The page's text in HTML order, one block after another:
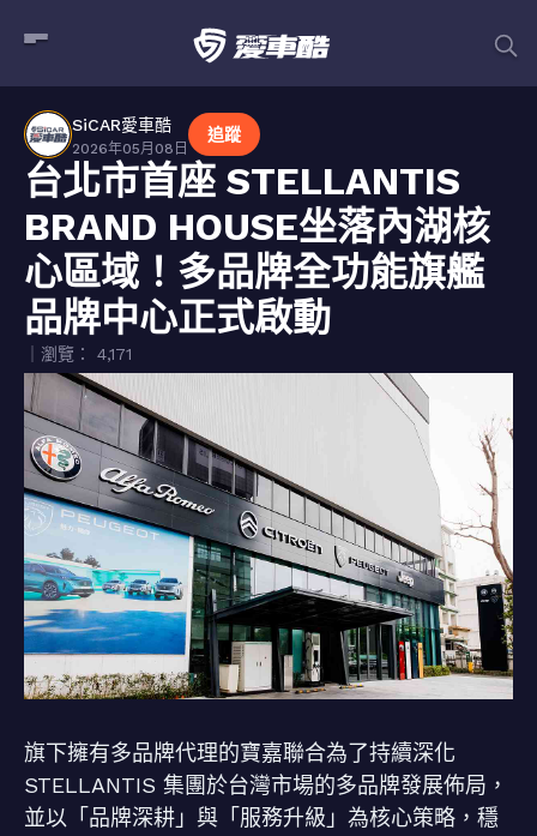
SiCAR愛車酷
2026年05月08日
追蹤
台北市首座 STELLANTIS
BRAND HOUSE坐落內湖核
心區域！多品牌全功能旗艦
品牌中心正式啟動
｜瀏覽： 4,171
旗下擁有多品牌代理的寶嘉聯合為了持續深化
STELLANTIS 集團於台灣市場的多品牌發展佈局，
並以「品牌深耕」與「服務升級」為核心策略，穩